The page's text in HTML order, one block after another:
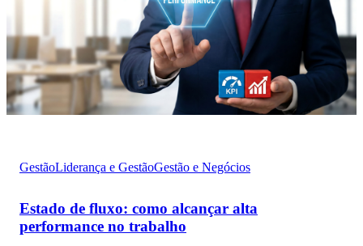
GestãoLiderança e GestãoGestão e Negócios
Estado de fluxo: como alcançar alta
performance no trabalho